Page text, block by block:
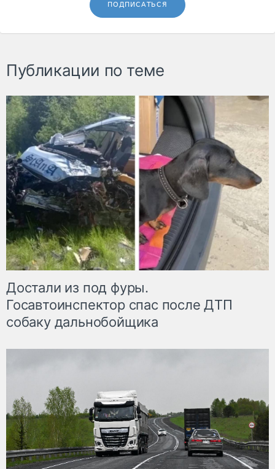
ПОДПИСАТЬСЯ
Публикации по теме
Достали из под фуры.
Госавтоинспектор спас после ДТП
собаку дальнобойщика